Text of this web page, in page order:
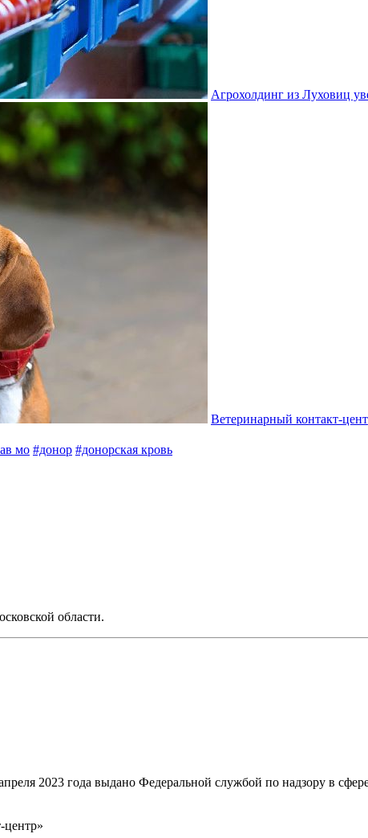
Агрохолдинг из Луховиц
Ветеринарный контакт-
мо #донор #донорская кровь
области.
2023 года выдано Федеральной службой по надзору в